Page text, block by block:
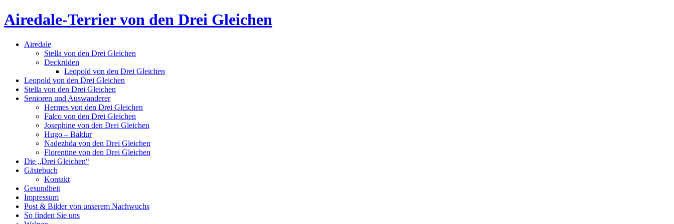
Airedale-Terrier von den Drei Gleichen
Airedale
Stella von den Drei Gleichen
Deckrüden
Leopold von den Drei Gleichen
Leopold von den Drei Gleichen
Stella von den Drei Gleichen
Senioren und Auswanderer
Hermes von den Drei Gleichen
Falco von den Drei Gleichen
Josephine von den Drei Gleichen
Hugo – Baldur
Nadezhda von den Drei Gleichen
Florentine von den Drei Gleichen
Die „Drei Gleichen“
Gästebuch
Kontakt
Gesundheit
Impressum
Post & Bilder von unserem Nachwuchs
So finden Sie uns